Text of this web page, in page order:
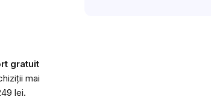
gratuit
mai
lei.